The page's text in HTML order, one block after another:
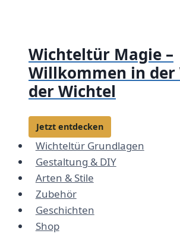
Wichteltür Magie –
Willkommen in der
der Wichtel
Jetzt entdecken
Wichteltür Grundlagen
Gestaltung & DIY
Arten & Stile
Zubehör
Geschichten
Shop